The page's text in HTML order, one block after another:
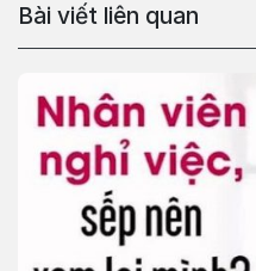
Bài viết liên quan